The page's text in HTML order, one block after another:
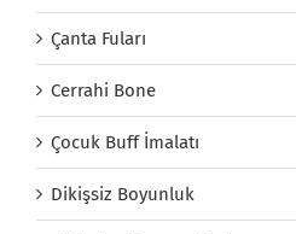
Çanta Fuları
Cerrahi Bone
Çocuk Buff İmalatı
Dikişsiz Boyunluk